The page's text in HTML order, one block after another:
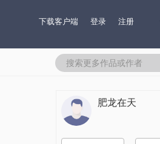
下载客户端 登录 注册
肥龙在天